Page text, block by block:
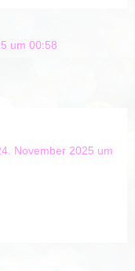
um 00:58
November 2025 um